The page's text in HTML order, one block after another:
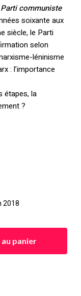
communiste
soixante aux
siècle, le Parti
selon
léninisme
: l’importance
étapes, la
?
2018
panier